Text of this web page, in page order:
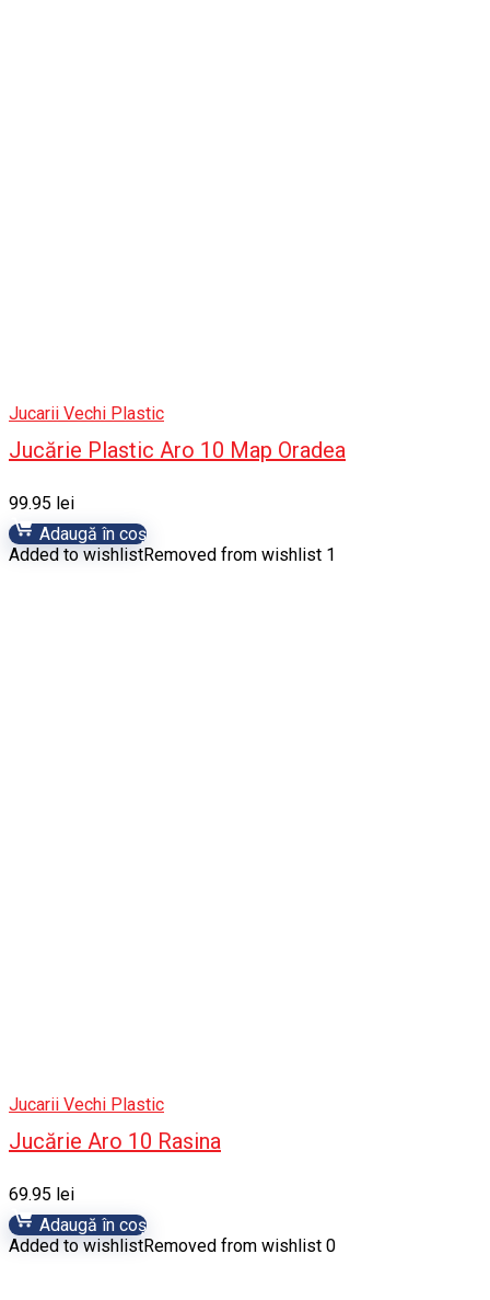
Jucarii Vechi Plastic
Jucărie Plastic Aro 10 Map Oradea
99.95 lei
Adaugă în coș
Added to wishlistRemoved from wishlist 1
Jucarii Vechi Plastic
Jucărie Aro 10 Rasina
69.95 lei
Adaugă în coș
Added to wishlistRemoved from wishlist 0